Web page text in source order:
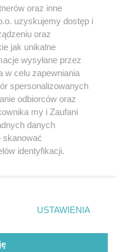
którą zakończyła
ulic
i
lipca
sięz nami
oraz inne
uzyskujemy dostęp i
oraz
jak unikalne
wysyłane przez
w celu zapewniania
spersonalizowanych
odbiorców oraz
my i Zaufani
danych
skanować
identyfikacji.
prywatności
strony
wymagają zgody
się takiemu
USTAWIENIA